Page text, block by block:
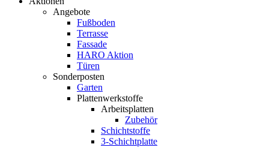
Angebote
Fußboden
Terrasse
Fassade
HARO Aktion
Türen
Sonderposten
Garten
Plattenwerkstoffe
Arbeitsplatten
Zubehör
Schichtstoffe
3-Schichtplatte